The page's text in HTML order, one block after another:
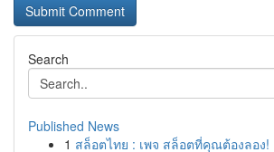
Search
Published News
1 สล็อตไทย : เพจ สล็อตที่คุณต้องลอง!